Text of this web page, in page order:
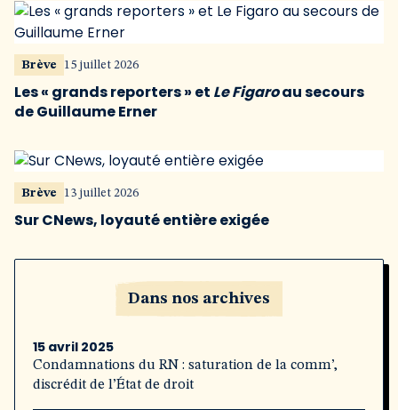
Brève 15 juillet 2026
Les « grands reporters » et Le Figaroau secours
de Guillaume Erner
Brève 13 juillet 2026
Sur CNews, loyauté entière exigée
Dans nos archives
15 avril 2025
Condamnations du RN : saturation de la comm’,
discrédit de l’État de droit